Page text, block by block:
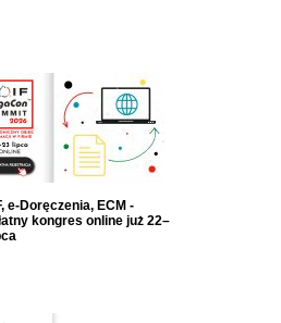
e-Doręczenia, ECM -
kongres online już 22–